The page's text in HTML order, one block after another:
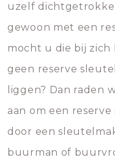
uzelf
gewoon met een
mocht u die bij
geen reserve
liggen? Dan raden
aan om een
door een
buurman of